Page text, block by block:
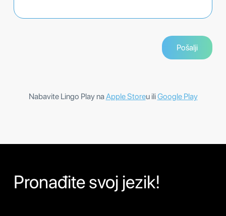
Nabavite Lingo Play naApple Storeu iliGoogle Play
Pronađite svoj jezik!